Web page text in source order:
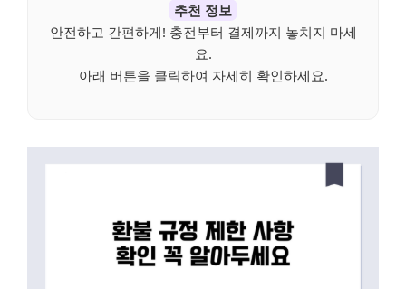
추천 정보
안전하고 간편하게! 충전부터 결제까지 놓치지 마세
요.
아래 버튼을 클릭하여 자세히 확인하세요.